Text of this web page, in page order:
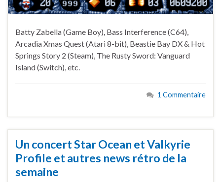
Batty Zabella (Game Boy), Bass Interference (C64),
Arcadia Xmas Quest (Atari 8-bit), Beastie Bay DX & Hot
Springs Story 2 (Steam), The Rusty Sword: Vanguard
Island (Switch), etc.
1 Commentaire
Un concert Star Ocean et Valkyrie
Profile et autres news rétro de la
semaine